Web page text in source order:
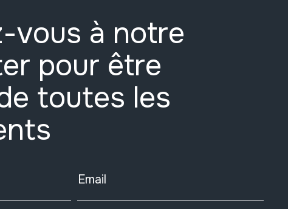
vous à notre
pour être
toutes les
Email